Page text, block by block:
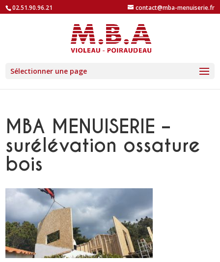
02.51.90.96.21 contact@mba-menuiserie.fr
Sélectionner une page
MBA MENUISERIE –
surélévation ossature
bois